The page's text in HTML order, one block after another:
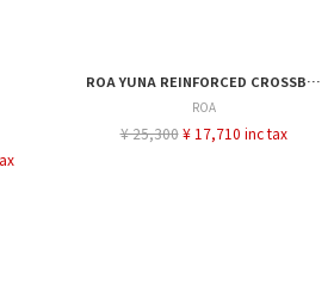
ROA YUNA REINFORCED CROSSBODY BAG
ROA
¥ 25,300 ¥ 17,710 inc tax